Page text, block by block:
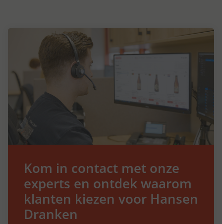
Kom in contact met onze
experts en ontdek waarom
klanten kiezen voor Hansen
Dranken